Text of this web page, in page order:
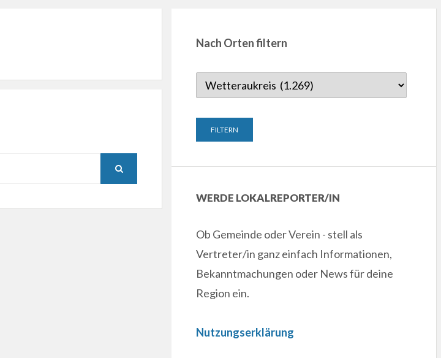
Nach Orten filtern
WERDE LOKALREPORTER/IN
Ob Gemeinde oder Verein - stell als
Vertreter/in ganz einfach Informationen,
Bekanntmachungen oder News für deine
Region ein.
Nutzungserklärung